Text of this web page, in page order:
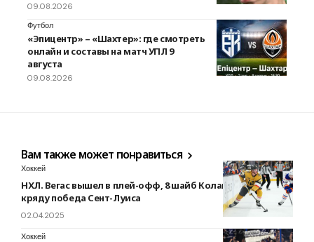
09.08.2026
Футбол
«Эпицентр» – «Шахтер»: где смотреть
онлайн и составы на матч УПЛ 9
августа
09.08.2026
Вам также может понравиться
Хоккей
НХЛ. Вегас вышел в плей-офф, 8 шайб Коламбуса, 10
кряду победа Сент-Луиса
02.04.2025
Хоккей